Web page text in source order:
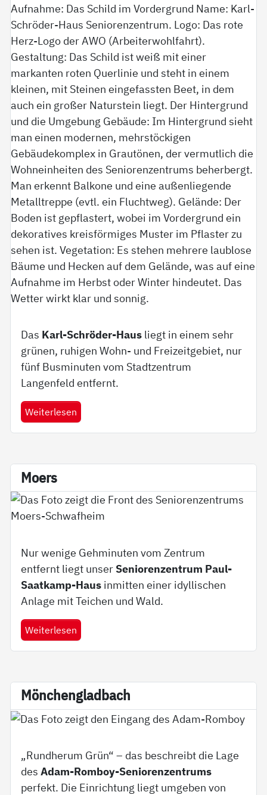
Das Karl-Schröder-Haus liegt in einem sehr
grünen, ruhigen Wohn- und Freizeitgebiet, nur
fünf Busminuten vom Stadtzentrum
Langenfeld entfernt.
Weiterlesen
Mo­ers
Nur wenige Gehminuten vom Zentrum
entfernt liegt unser Seniorenzentrum Paul-
Saatkamp-Haus inmitten einer idyllischen
Anlage mit Teichen und Wald.
Weiterlesen
Mön­chen­g­lad­bach
„Rundherum Grün“ – das beschreibt die Lage
desAdam-Romboy-Seniorenzentrums
perfekt. Die Einrichtung liegt umgeben von